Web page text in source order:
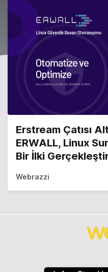
Erstream Çatısı
ERWALL, Linux
Bir İlki
Webrazzi